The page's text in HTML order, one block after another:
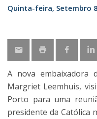
Quinta-feira, Setembro
A nova embaixadora
Margriet Leemhuis,
Porto para uma
presidente da Católica